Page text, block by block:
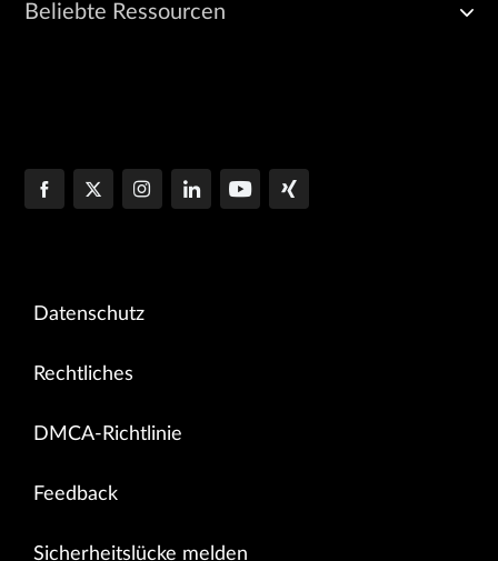
Beliebte Ressourcen
Datenschutz
Rechtliches
DMCA-Richtlinie
Feedback
Sicherheitslücke melden